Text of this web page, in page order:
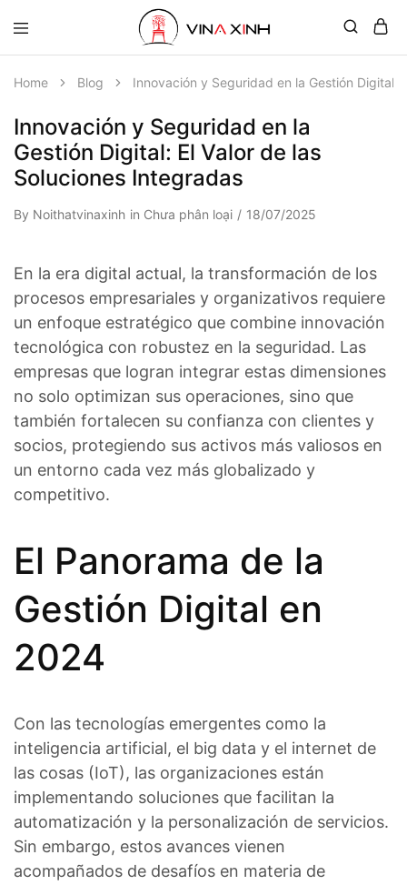
Home Blog Innovación y Seguridad en la Gestión Digital:
Innovación y Seguridad en la
Gestión Digital: El Valor de las
Soluciones Integradas
By Noithatvinaxinh in Chưa phân loại 18/07/2025
En la era digital actual, la transformación de los
procesos empresariales y organizativos requiere
un enfoque estratégico que combine innovación
tecnológica con robustez en la seguridad. Las
empresas que logran integrar estas dimensiones
no solo optimizan sus operaciones, sino que
también fortalecen su confianza con clientes y
socios, protegiendo sus activos más valiosos en
un entorno cada vez más globalizado y
competitivo.
El Panorama de la
Gestión Digital en
2024
Con las tecnologías emergentes como la
inteligencia artificial, el big data y el internet de
las cosas (IoT), las organizaciones están
implementando soluciones que facilitan la
automatización y la personalización de servicios.
Sin embargo, estos avances vienen
acompañados de desafíos en materia de